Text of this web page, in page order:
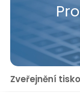
Zveřejnění